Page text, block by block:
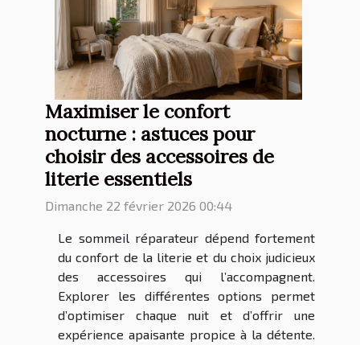
Maximiser le confort
nocturne : astuces pour
choisir des accessoires de
literie essentiels
Dimanche 22 février 2026 00:44
Le sommeil réparateur dépend fortement
du confort de la literie et du choix judicieux
des accessoires qui l’accompagnent.
Explorer les différentes options permet
d’optimiser chaque nuit et d’offrir une
expérience apaisante propice à la détente.